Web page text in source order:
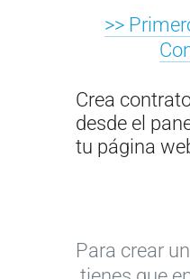
>>
Crea
desde el
tu página
Para crear